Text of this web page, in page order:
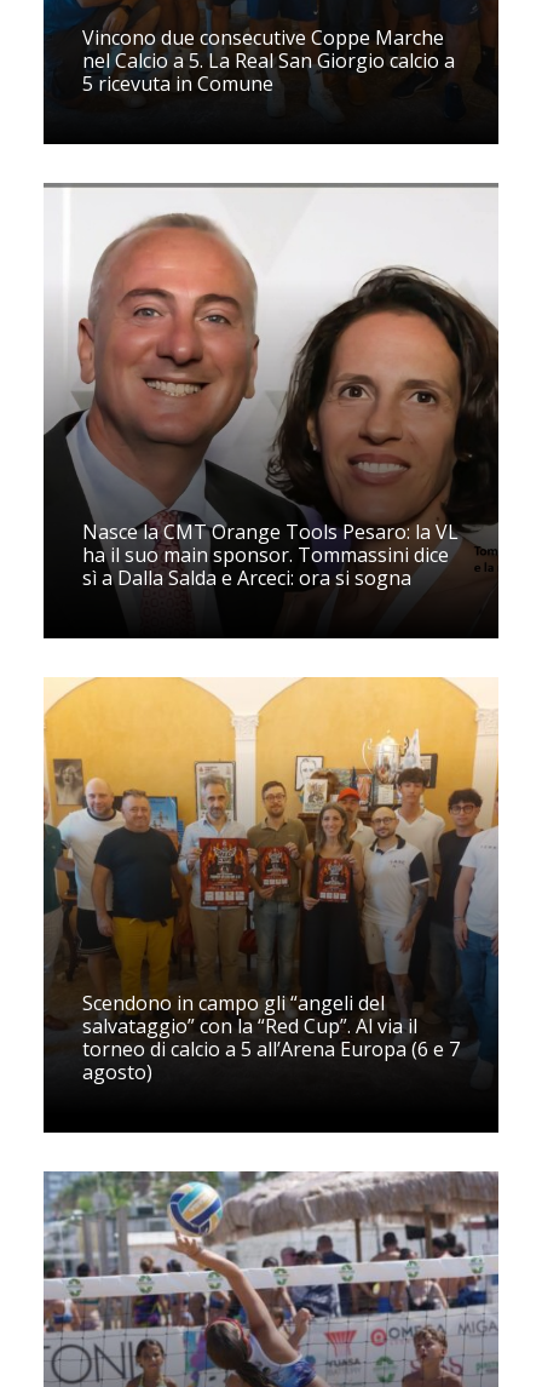
Vincono due consecutive Coppe Marche
nel Calcio a 5. La Real San Giorgio calcio a
5 ricevuta in Comune
Nasce la CMT Orange Tools Pesaro: la VL
ha il suo main sponsor. Tommassini dice
sì a Dalla Salda e Arceci: ora si sogna
Scendono in campo gli “angeli del
salvataggio” con la “Red Cup”. Al via il
torneo di calcio a 5 all’Arena Europa (6 e 7
agosto)